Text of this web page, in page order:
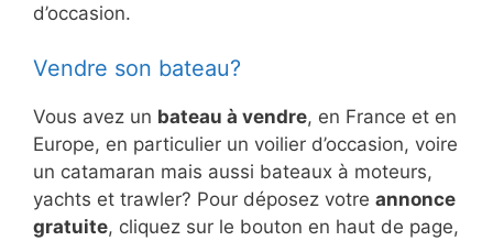
d’occasion.
Vendre son bateau?
Vous avez un bateau à vendre, en France et en
Europe, en particulier un voilier d’occasion, voire
un catamaran mais aussi bateaux à moteurs,
yachts et trawler? Pour déposez votre annonce
gratuite, cliquez sur le bouton en haut de page,